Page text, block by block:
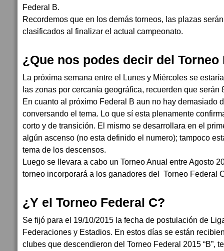
Federal B.
Recordemos que en los demás torneos, las plazas
clasificados al finalizar el actual campeonato.
¿Que nos podes decir del Torneo
La próxima semana entre el Lunes y Miércoles se
las zonas por cercanía geográfica, recuerden que serán
En cuanto al próximo Federal B aun no hay demasiado
conversando el tema. Lo que sí esta plenamente
corto y de transición. El mismo se desarrollara en el
algún ascenso (no esta definido el numero); tampoco
tema de los descensos.
Luego se llevara a cabo un Torneo Anual entre Agosto
torneo incorporará a los ganadores del Torneo Federal
¿Y el Torneo Federal C?
Se fijó para el 19/10/2015 la fecha de postulación de
Federaciones y Estadios. En estos días se están
clubes que descendieron del Torneo Federal 2015 “B”,